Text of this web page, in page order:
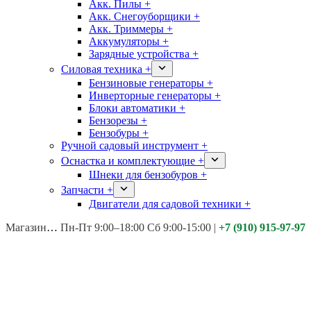
Акк. Пилы +
Акк. Снегоуборщики +
Акк. Триммеры +
Аккумуляторы +
Зарядные устройства +
Силовая техника +
Бензиновые генераторы +
Инверторные генераторы +
Блоки автоматики +
Бензорезы +
Бензобуры +
Ручной садовый инструмент +
Оснастка и комплектующие +
Шнеки для бензобуров +
Запчасти +
Двигатели для садовой техники +
Магазины: Калуга ул. Московская д.113
Пн-Пт 9:00–18:00 Сб 9:00-15:00 | +7 (910) 915-97-97